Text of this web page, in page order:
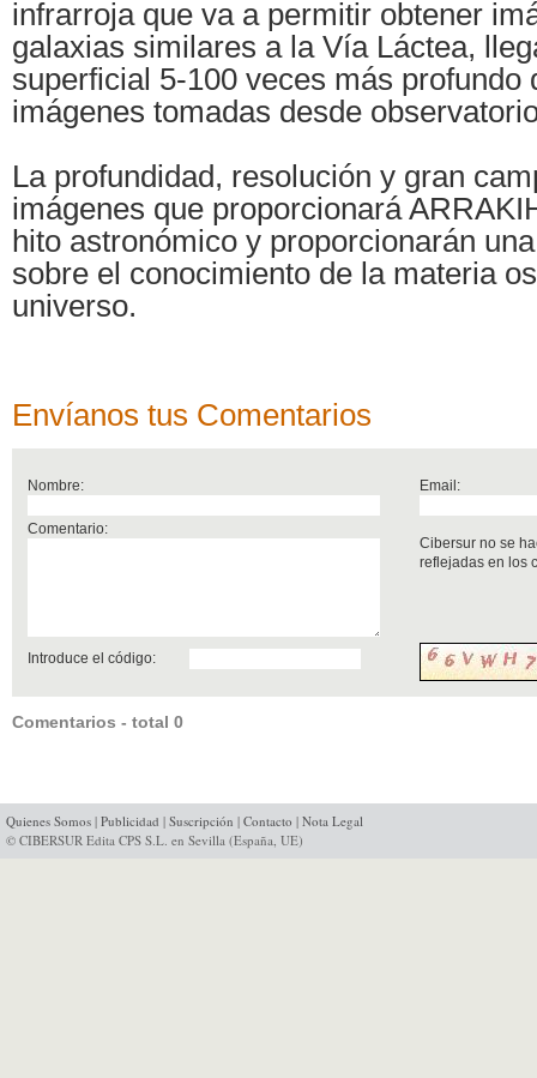
infrarroja que va a permitir obtener
galaxias similares a la Vía Láctea,
superficial 5-100 veces más profundo
imágenes tomadas desde
La profundidad, resolución y gran
imágenes que proporcionará
hito astronómico y proporcionarán
sobre el conocimiento de la materia
universo.
Envíanos tus Comentarios
Nombre: Email:
Comentario:
Cibersur no se
reflejadas en los
Introduce el código:
Comentarios - total 0
Quienes Somos | Publicidad | Suscripción | Contacto | Nota Legal
© CIBERSUR Edita CPS S.L. en Sevilla (España, UE)